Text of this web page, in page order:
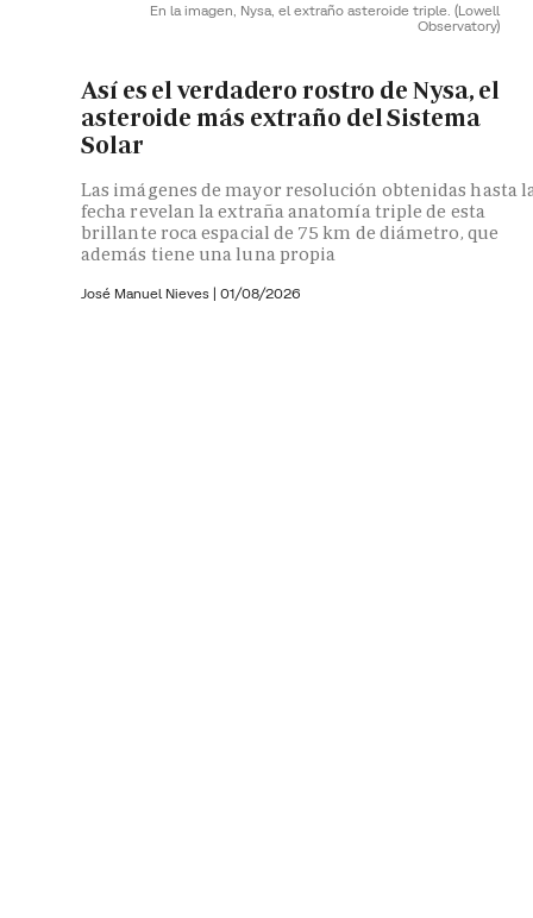
En la imagen, Nysa, el extraño asteroide triple. (Lowell
Observatory)
Así es el verdadero rostro de Nysa, el
asteroide más extraño del Sistema
Solar
Las imágenes de mayor resolución obtenidas hasta
fecha revelan la extraña anatomía triple de esta
brillante roca espacial de 75 km de diámetro, que
además tiene una luna propia
José Manuel Nieves | 01/08/2026